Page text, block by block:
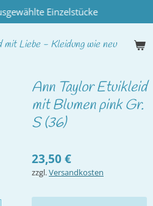
mit Liebe - Kleidung wie neu
Einzelstücke
Ann Taylor Etuikleid
mit Blumen pink Gr.
S (36)
23,50 €
zzgl.Versandkosten